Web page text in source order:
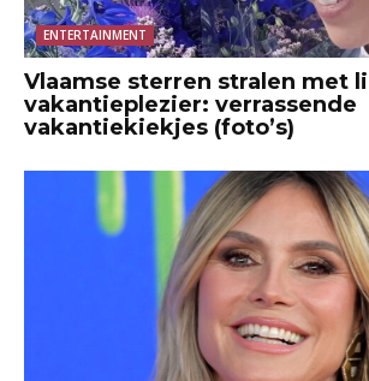
ENTERTAINMENT
Vlaamse sterren stralen met
vakantieplezier: verrassende
vakantiekiekjes (foto’s)